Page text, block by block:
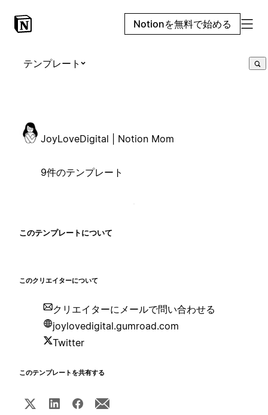
Notionを無料で始める
テンプレート
JoyLoveDigital | Notion Mom
9件のテンプレート
このテンプレートについて
このクリエイターについて
クリエイターにメールで問い合わせる
joylovedigital.gumroad.com
Twitter
このテンプレートを共有する